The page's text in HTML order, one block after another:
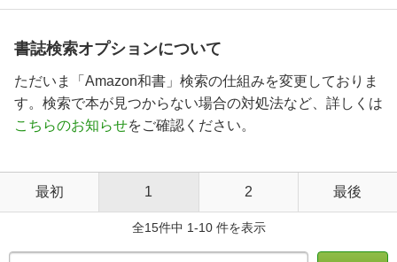
書誌検索オプションについて
ただいま「Amazon和書」検索の仕組みを変更しておりま
す。検索で本が見つからない場合の対処法など、詳しくは
こちらのお知らせをご確認ください。
最初 1 2 最後
全15件中 1-10 件を表示